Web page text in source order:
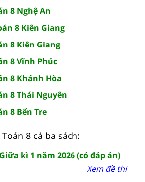
8 Nghệ An
8 Kiên Giang
8 Kiên Giang
8 Vĩnh Phúc
8 Khánh Hòa
8 Thái Nguyên
8 Bến Tre
8 cả ba sách:
kì 1 năm 2026 (có đáp án)
Xem đề thi